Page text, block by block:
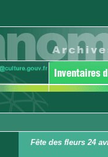
Fête des fleurs 24